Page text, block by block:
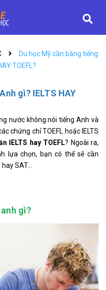
Du học Mỹ cần bằng tiếng
TOEFL?
gì? IELTS HAY
nước không nói tiếng Anh và
chứng chỉ TOEFL hoặc IELTS
IELTS hay TOEFL? Ngoài ra,
lựa chọn, bạn có thể sẽ cần
SAT…
gì?